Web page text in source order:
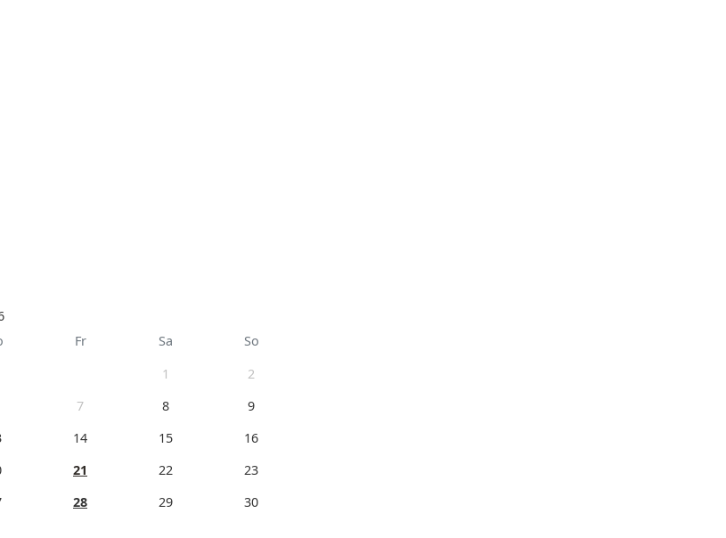
Fr Sa
So
1
2
7 8
9
14 15
16
21 22
23
28 29
30